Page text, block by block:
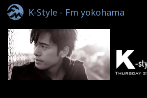
K-Style - Fm yokohama